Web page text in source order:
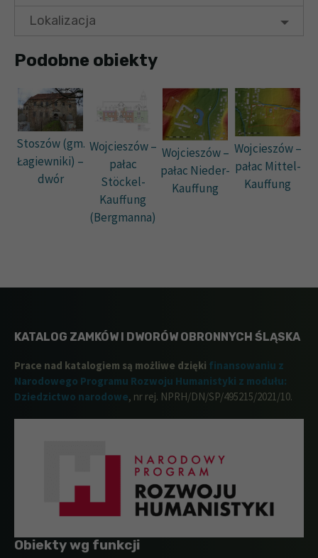
Lokalizacja
Podobne obiekty
Stoszów (gm.
Łagiewniki) –
dwór
Wojcieszów –
pałac
Stöckel-
Kauffung
(Bergmanna)
Wojcieszów –
pałac Nieder-
Kauffung
Wojcieszów –
pałac Mittel-
Kauffung
KATALOG ZAMKÓW I DWORÓW OBRONNYCH ŚLĄSKA
Prace nad katalogiem są możliwe dzięki finansowaniu z
Narodowego Programu Rozwoju Humanistyki z modułu:
Dziedzictwo narodowe, nr rej. NPRH/DN/SP/495215/2021/10.
Obiekty wg funkcji